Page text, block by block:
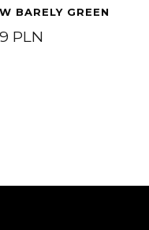
BARELY GREEN
PLN